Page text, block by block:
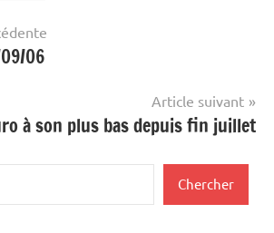
06
Article suivant
à son plus bas depuis fin juillet
Chercher